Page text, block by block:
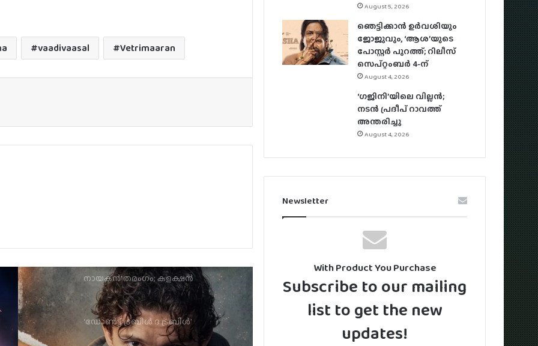
vaadivaasal Vetrimaaran
ഓഗസ്റ്റ് 14ന് രണ്ട് ബിഗ് ബഡ്ജറ്റ്
വീണ്ടും തിയേറ്ററുകളിലേക്ക്; 4K Atmos
വിവരങ്ങൾ പുറത്ത്!
‘ഡോൺട്ട് ട്രബിൾ ദ ട്രബിൾ’
300 കോടി കടന്ന് ജനനായകൻ.
August 5, 2026
ഞെട്ടിക്കാൻ ഉർവശിയും
ജോജുവും, ‘ആശ’യുടെ
പോസ്റ്റർ പുറത്ത്; റിലീസ്
സെപ്റ്റംബർ 4-ന്
August 4, 2026
‘ഗജിനി’യിലെ വില്ലൻ;
നടൻ പ്രദീപ് റാവത്ത്
അന്തരിച്ചു
August 4, 2026
Newsletter
With Product You Purchase
Subscribe to our mailing
list to get the new
updates!